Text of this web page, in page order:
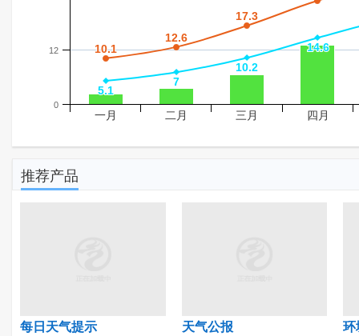
10.1
10.1
12.6
12.6
17.3
17.3
5.1
5.1
7
7
10.2
10.2
14.6
14.6
一月 二月 三月 四月
0
12
推荐产品
每日天气提示 天气公报